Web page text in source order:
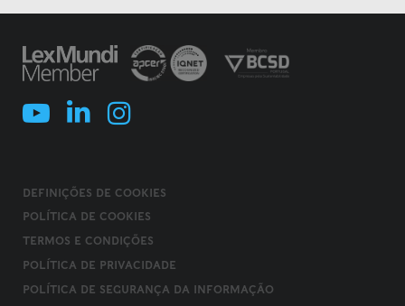
DEFINIÇÕES DE COOKIES
POLÍTICA DE COOKIES
TERMOS E CONDIÇÕES
POLÍTICA DE PRIVACIDADE
POLÍTICA DE SEGURANÇA DA INFORMAÇÃO